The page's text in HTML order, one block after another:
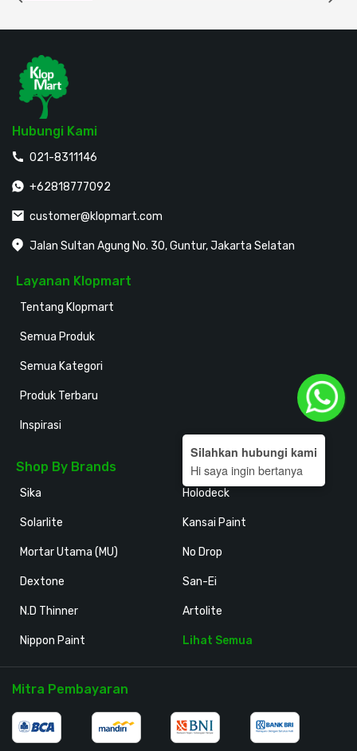
Hubungi Kami
021-8311146
+62818777092
customer@klopmart.com
Jalan Sultan Agung No. 30, Guntur, Jakarta Selatan
Layanan Klopmart
Tentang Klopmart
Semua Produk
Semua Kategori
Produk Terbaru
Inspirasi
Shop By Brands
Sika
Solarlite
Mortar Utama (MU)
Dextone
N.D Thinner
Nippon Paint
Holodeck
Kansai Paint
No Drop
San-Ei
Artolite
Lihat Semua
Mitra Pembayaran
Silahkan hubungi kami
Hi saya ingin bertanya